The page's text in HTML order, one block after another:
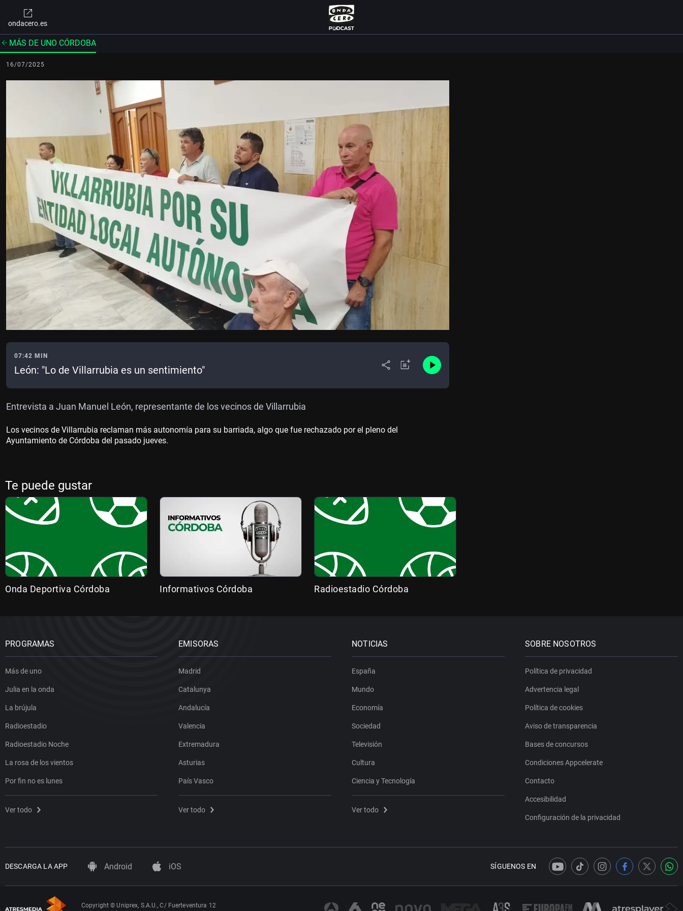
ondacero.es
MÁS DE UNO CÓRDOBA
16/07/2025
07:42 MIN
León: "Lo de Villarrubia es un sentimiento"
Entrevista a Juan Manuel León, representante de los vecinos de Villarrubia
Los vecinos de Villarrubia reclaman más autonomía para su barriada, algo que fue rechazado por el pleno del
Ayuntamiento de Córdoba del pasado jueves.
Te puede gustar
Onda Deportiva Córdoba Informativos Córdoba Radioestadio Córdoba
PROGRAMAS
Más de uno
Julia en la onda
La brújula
Radioestadio
Radioestadio Noche
La rosa de los vientos
Por fin no es lunes
Ver todo
EMISORAS
Madrid
Catalunya
Andalucía
Valencia
Extremadura
Asturias
País Vasco
Ver todo
NOTICIAS
España
Mundo
Economía
Sociedad
Televisión
Cultura
Ciencia y Tecnología
Ver todo
SOBRE NOSOTROS
Política de privacidad
Advertencia legal
Política de cookies
Aviso de transparencia
Bases de concursos
Condiciones Appcelerate
Contacto
Accesibilidad
Configuración de la privacidad
DESCARGA LA APP Android iOS SÍGUENOS EN
Copyright © Uniprex, S.A.U., C/ Fuerteventura 12